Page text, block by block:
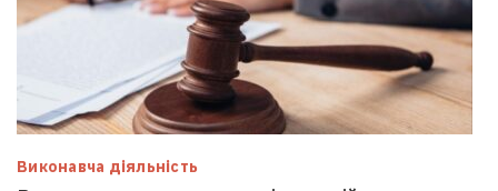
Виконавча діяльність